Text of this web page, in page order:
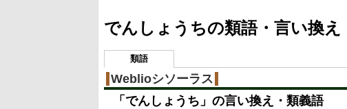
でんしょうちの類語・言い換え
類語
Weblioシソーラス
「 でんしょうち 」の言い換え・類義語